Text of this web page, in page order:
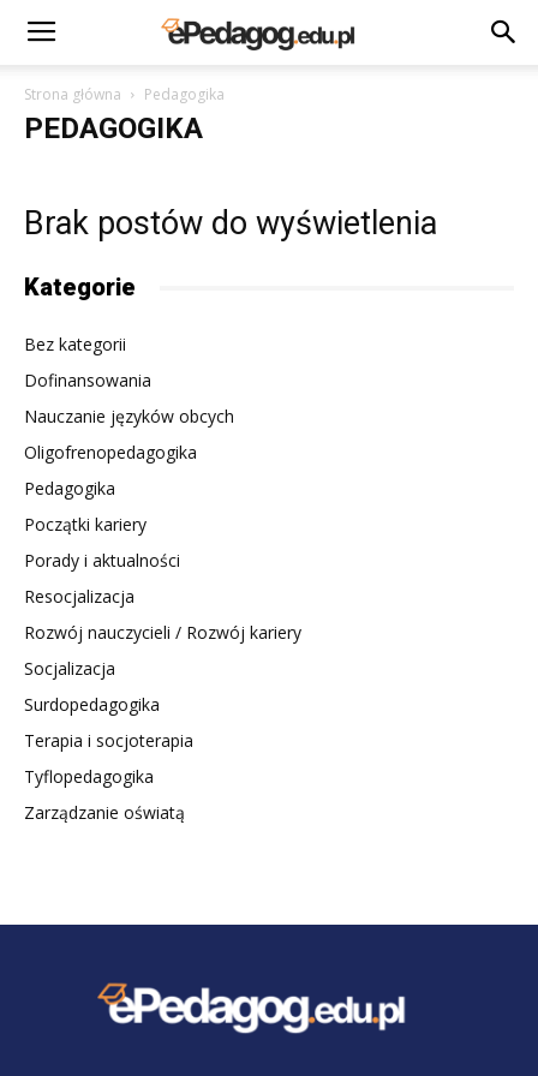
Strona główna Pedagogika
PEDAGOGIKA
Brak postów do wyświetlenia
Kategorie
Bez kategorii
Dofinansowania
Nauczanie języków obcych
Oligofrenopedagogika
Pedagogika
Początki kariery
Porady i aktualności
Resocjalizacja
Rozwój nauczycieli / Rozwój kariery
Socjalizacja
Surdopedagogika
Terapia i socjoterapia
Tyflopedagogika
Zarządzanie oświatą